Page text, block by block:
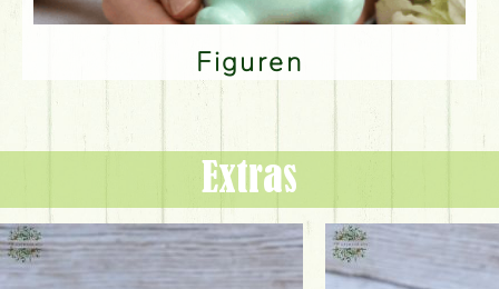
Figuren
Extras